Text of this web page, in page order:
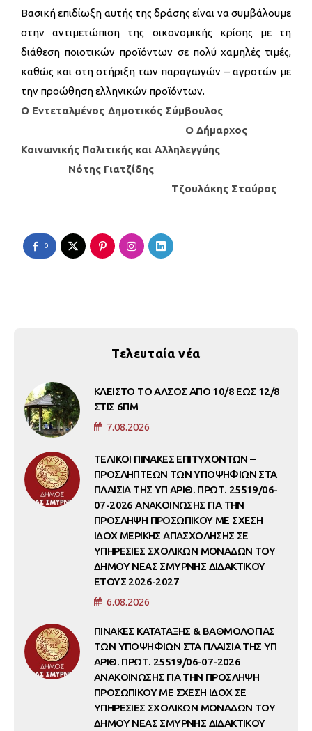
Βασική επιδίωξη αυτής της δράσης είναι να συμβάλουμε
στην αντιμετώπιση της οικονομικής κρίσης με τη
διάθεση ποιοτικών προϊόντων σε πολύ χαμηλές τιμές,
καθώς και στη στήριξη των παραγωγών – αγροτών με
την προώθηση ελληνικών προϊόντων.
Ο Εντεταλμένος Δημοτικός Σύμβουλος
Ο Δήμαρχος
Κοινωνικής Πολιτικής και Αλληλεγγύης
Νότης Γιατζίδης
Τζουλάκης Σταύρος
0
Τελευταία νέα
ΚΛΕΙΣΤΟ ΤΟ ΑΛΣΟΣ ΑΠΟ 10/8 ΕΩΣ 12/8
ΣΤΙΣ 6ΠΜ
7.08.2026
ΤΕΛΙΚΟΙ ΠΙΝΑΚΕΣ ΕΠΙΤΥΧΟΝΤΩΝ –
ΠΡΟΣΛΗΠΤΕΩΝ ΤΩΝ ΥΠΟΨΗΦΙΩΝ ΣΤΑ
ΠΛΑΙΣΙΑ ΤΗΣ ΥΠ ΑΡΙΘ. ΠΡΩΤ. 25519/06-
07-2026 ΑΝΑΚΟΙΝΩΣΗΣ ΓΙΑ ΤΗΝ
ΠΡΟΣΛΗΨΗ ΠΡΟΣΩΠΙΚΟΥ ΜΕ ΣΧΕΣΗ
ΙΔΟΧ ΜΕΡΙΚΗΣ ΑΠΑΣΧΟΛΗΣΗΣ ΣΕ
ΥΠΗΡΕΣΙΕΣ ΣΧΟΛΙΚΩΝ ΜΟΝΑΔΩΝ ΤΟΥ
ΔΗΜΟΥ ΝΕΑΣ ΣΜΥΡΝΗΣ ΔΙΔΑΚΤΙΚΟΥ
ΕΤΟΥΣ 2026-2027
6.08.2026
ΠΙΝΑΚΕΣ ΚΑΤΑΤΑΞΗΣ & ΒΑΘΜΟΛΟΓΙΑΣ
ΤΩΝ ΥΠΟΨΗΦΙΩΝ ΣΤΑ ΠΛΑΙΣΙΑ ΤΗΣ ΥΠ
ΑΡΙΘ. ΠΡΩΤ. 25519/06-07-2026
ΑΝΑΚΟΙΝΩΣΗΣ ΓΙΑ ΤΗΝ ΠΡΟΣΛΗΨΗ
ΠΡΟΣΩΠΙΚΟΥ ΜΕ ΣΧΕΣΗ ΙΔΟΧ ΣΕ
ΥΠΗΡΕΣΙΕΣ ΣΧΟΛΙΚΩΝ ΜΟΝΑΔΩΝ ΤΟΥ
ΔΗΜΟΥ ΝΕΑΣ ΣΜΥΡΝΗΣ ΔΙΔΑΚΤΙΚΟΥ